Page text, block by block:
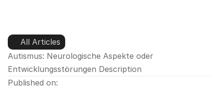
Entwicklungsstörungen
All Articles
Autismus: Neurologische Aspekte oder
Entwicklungsstörungen Description
Published on: